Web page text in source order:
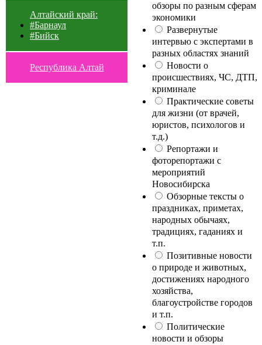
Алтайский край:
#Барнаул
#Бийск
Республика Алтай
обзоры по разным сферам
экономики
Развернутые
интервью с экспертами в
разных областях знаний
Новости о
происшествиях, ЧС, ДТП,
криминале
Практические советы
для жизни (от врачей,
юристов, психологов и
т.д.)
Репортажи и
фоторепортажи с
мероприятий
Новосибирска
Обзорные тексты о
праздниках, приметах,
народных обычаях,
традициях, гаданиях и
т.п.
Позитивные новости
о природе и животных,
достижениях народного
хозяйства,
благоустройстве городов
и т.п.
Политические
новости и обзоры